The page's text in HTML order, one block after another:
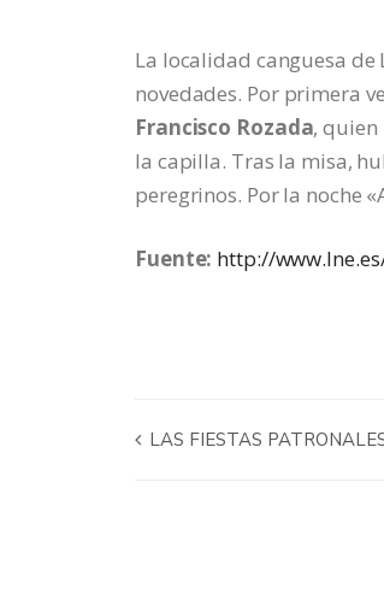
La localidad canguesa de
novedades. Por primera
Francisco Rozada, quien
la capilla. Tras la misa,
peregrinos. Por la noche
Fuente: http://
LAS FIESTAS